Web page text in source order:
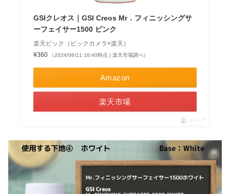
GSIクレオス｜GSI Creos Mr．フィニッシングサ
ーフェイサー1500 ピンク
楽天ビック（ビックカメラ×楽天）
¥360
（2024/06/11 16:40時点 | 楽天市場調べ）
Amazon
楽天市場
ポチップ